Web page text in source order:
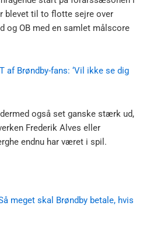
blevet til to flotte sejre over
og OB med en samlet målscore
af Brøndby-fans: ‘Vil ikke se dig
også set ganske stærk ud,
Frederik Alves eller
endnu har været i spil.
meget skal Brøndby betale, hvis